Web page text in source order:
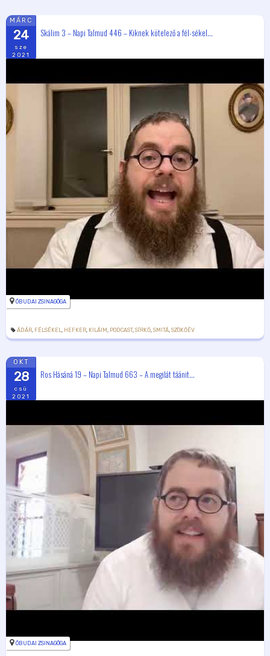
MÁRC
24
sze
2021
Skálim 3 – Napi Talmud 446 – Kiknek kötelező a fél-sékel...
ÓBUDAI ZSINAGÓGA
ÁDÁR FÉLSÉKEL HEFKER KILÁIM PODCAST, SÍRKŐ SMITÁ SZÖKŐÉV
OKT
28
csü
2021
Ros Hásáná 19 – Napi Talmud 663 – A megilát táánit...
ÓBUDAI ZSINAGÓGA